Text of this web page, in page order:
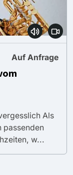
Auf Anfrage
Als
passenden
w...